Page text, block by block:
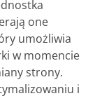
one
umożliwia
w momencie
strony.
i